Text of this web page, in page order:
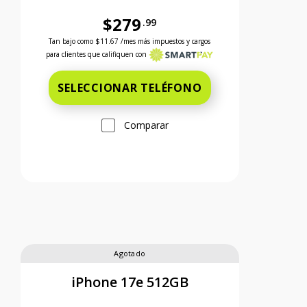
el precio es 299 dollars and 99 cents
$279 .99
Antes el precio era 279 dollars and 99 cents Ahora el
Tan bajo como $11.67 /mes más impuestos y cargos
para clientes que califiquen con
SELECCIONAR TELÉFONO
Comparar
Agotado
iPhone 17e 512GB